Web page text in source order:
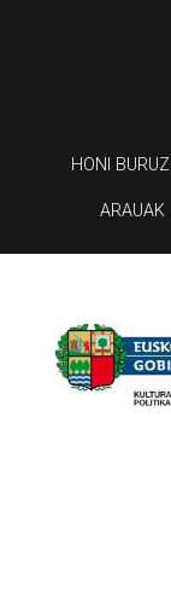
HONI BURUZ
ARAUAK